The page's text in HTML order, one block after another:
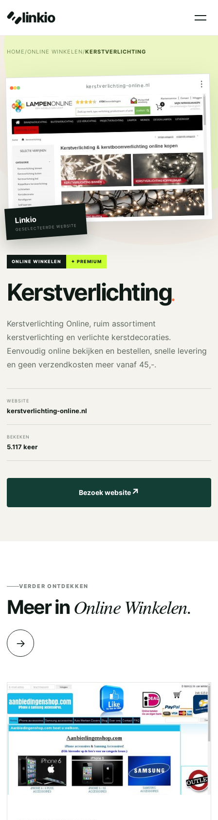
linkio
HOME/ONLINE WINKELEN/KERSTVERLICHTING
kerstverlichting-online.nl ⋮
Linkio
GESELECTEERDE WEBSITE
ONLINE WINKELEN ✦ PREMIUM
Kerstverlichting.
Kerstverlichting Online, ruim assortiment
kerstverlichting en verlichte kerstdecoraties.
Eenvoudig online bekijken en bestellen, snelle levering
en geen verzendkosten meer vanaf 45,-.
WEBSITE
kerstverlichting-online.nl
BEKEKEN
5.117 keer
Bezoek website↗
VERDER ONTDEKKEN
Meer in Online Winkelen.
→